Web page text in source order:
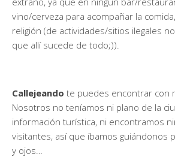
vino/cerveza para acompañar la
religión (de actividades/sitios ilegales
que allí sucede de todo;)).
Callejeando te puedes encontrar con
Nosotros no teníamos ni plano de la
información turística, ni encontramos
visitantes, así que íbamos guiándonos
y ojos…